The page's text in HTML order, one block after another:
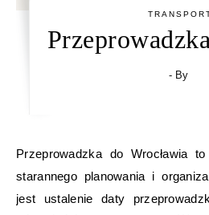
- By
Przeprowadzka do Wrocławia
starannego planowania i
jest ustalenie daty